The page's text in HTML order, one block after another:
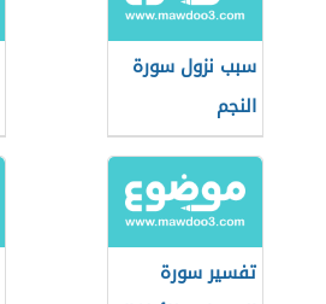
سبب نزول سورة
النجم
تفسير سورة